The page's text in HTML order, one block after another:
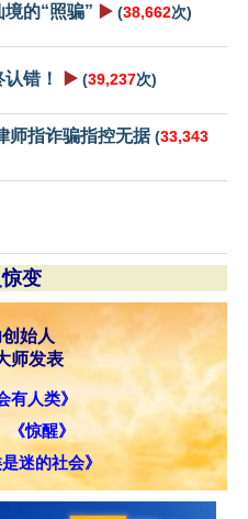
的“照骗” ▶️ (38,662次)
错！ ▶️ (39,237次)
师指诈骗指控无据(33,343
变
始人
师发表
有人类》
《惊醒》
迷的社会》